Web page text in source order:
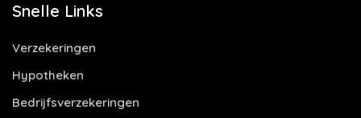
Snelle Links
Verzekeringen
Hypotheken
Bedrijfsverzekeringen